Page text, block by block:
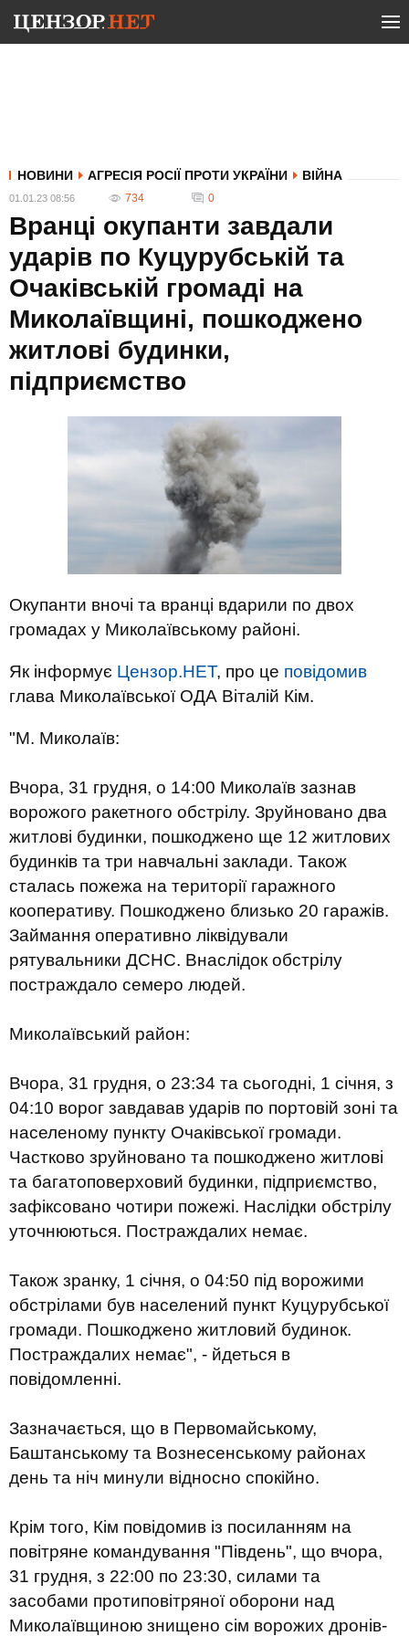
НОВИНИ АГРЕСІЯ РОСІЇ ПРОТИ УКРАЇНИ ВІЙНА
01.01.23 08:56 734 0
Вранці окупанти завдали
ударів по Куцурубській та
Очаківській громаді на
Миколаївщині, пошкоджено
житлові будинки,
підприємство
Окупанти вночі та вранці вдарили по двох
громадах у Миколаївському районі.
Як інформує Цензор.НЕТ, про це повідомив
глава Миколаївської ОДА Віталій Кім.
"М. Миколаїв:
Вчора, 31 грудня, о 14:00 Миколаїв зазнав
ворожого ракетного обстрілу. Зруйновано два
житлові будинки, пошкоджено ще 12 житлових
будинків та три навчальні заклади. Також
сталась пожежа на території гаражного
кооперативу. Пошкоджено близько 20 гаражів.
Займання оперативно ліквідували
рятувальники ДСНС. Внаслідок обстрілу
постраждало семеро людей.
Миколаївський район:
Вчора, 31 грудня, о 23:34 та сьогодні, 1 січня, з
04:10 ворог завдавав ударів по портовій зоні та
населеному пункту Очаківської громади.
Частково зруйновано та пошкоджено житлові
та багатоповерховий будинки, підприємство,
зафіксовано чотири пожежі. Наслідки обстрілу
уточнюються. Постраждалих немає.
Також зранку, 1 січня, о 04:50 під ворожими
обстрілами був населений пункт Куцурубської
громади. Пошкоджено житловий будинок.
Постраждалих немає", - йдеться в
повідомленні.
Зазначається, що в Первомайському,
Баштанському та Вознесенському районах
день та ніч минули відносно спокійно.
Крім того, Кім повідомив із посиланням на
повітряне командування "Південь", що вчора,
31 грудня, з 22:00 по 23:30, силами та
засобами протиповітряної оборони над
Миколаївщиною знищено сім ворожих дронів-